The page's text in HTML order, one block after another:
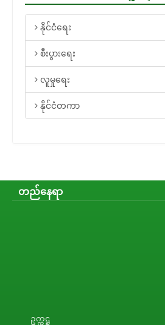
နိုင်ငံရေး
စီးပွားရေး
လူမှုရေး
နိုင်ငံတကာ
တည်နေရာ
ဥက္ကဋ္ဌ